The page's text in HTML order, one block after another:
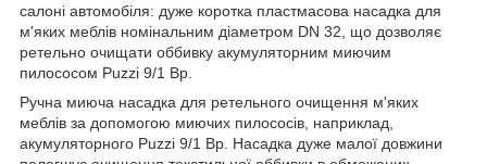
салоні автомобіля: дуже коротка пластмасова насадка для
м'яких меблів номінальним діаметром DN 32, що дозволяє
ретельно очищати оббивку акумуляторним миючим
пилососом Puzzi 9/1 Bp.
Ручна миюча насадка для ретельного очищення м'яких
меблів за допомогою миючих пилососів, наприклад,
акумуляторного Puzzi 9/1 Bp. Насадка дуже малої довжини